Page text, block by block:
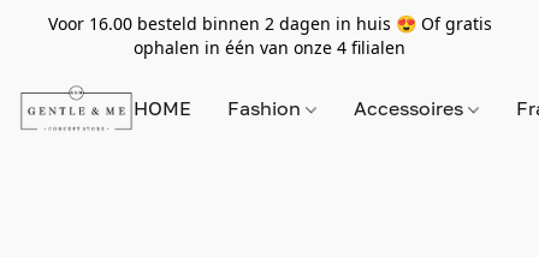
Voor 16.00 besteld binnen 2 dagen in huis 😍 Of gratis
ophalen in één van onze 4 filialen
HOME Fashion Accessoires